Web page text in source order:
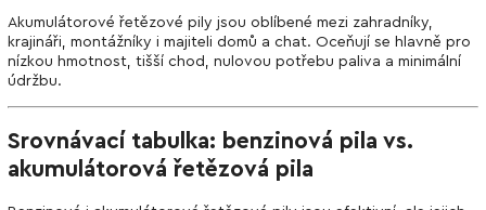
Akumulátorové řetězové pily jsou oblíbené mezi zahradníky,
krajináři, montážníky i majiteli domů a chat. Oceňují se hlavně pro
nízkou hmotnost, tišší chod, nulovou potřebu paliva a minimální
údržbu.
Srovnávací tabulka: benzinová pila vs.
akumulátorová řetězová pila